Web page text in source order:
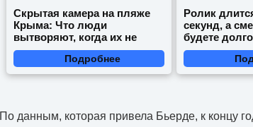
Скрытая камера на пляже
Крыма: Что люди
вытворяют, когда их не
видят...
Подробнее
Ролик
секунд, а
будете долго
По данным, которая привела Бьерде, к концу